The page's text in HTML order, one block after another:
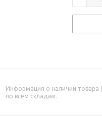
Информация о наличии товара
по всем складам.